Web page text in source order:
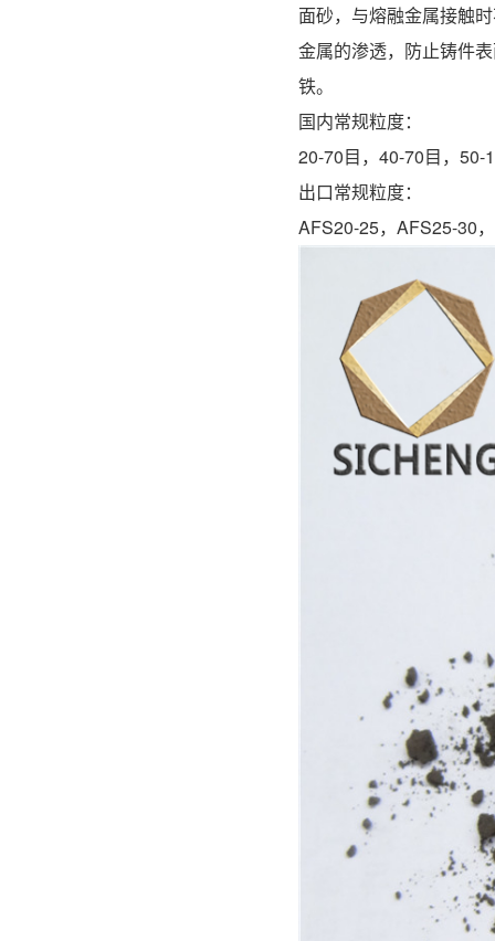
面砂，与熔融金属接触
金属的渗透，防止铸件
铁。
国内常
20-70目，40-70目，50-
出口常
AFS20-25，AFS25-30